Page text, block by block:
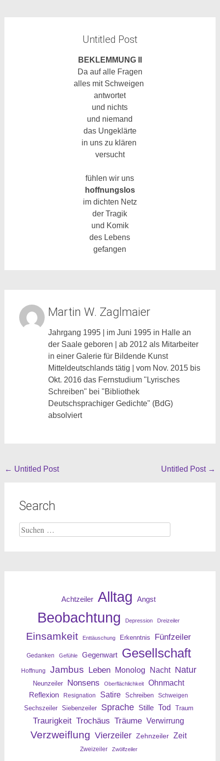
Untitled Post
BEKLEMMUNG II
Da auf alle Fragen
alles mit Schweigen
antwortet
und nichts
und niemand
das Ungeklärte
in uns zu klären
versucht
fühlen wir uns
hoffnungslos
im dichten Netz
der Tragik
und Komik
des Lebens
gefangen
Martin W. Zaglmaier
Jahrgang 1995 | im Juni 1995 in Halle an
der Saale geboren | ab 2012 als Mitarbeiter
in einer Galerie für Bildende Kunst
Mitteldeutschlands tätig | vom Nov. 2015 bis
Okt. 2016 das Fernstudium "Lyrisches
Schreiben" bei "Bibliothek
Deutschsprachiger Gedichte" (BdG)
absolviert
Beitragsnavigation
← Untitled Post Untitled Post →
Search
Suche
nach:
Achtzeiler Alltag Angst
Beobachtung Depression Dreizeiler
Einsamkeit Enttäuschung Erkenntnis Fünfzeiler
Gedanken Gefühle Gegenwart Gesellschaft
Hoffnung Jambus Leben Monolog Nacht Natur
Neunzeiler Nonsens Oberflächlichkeit
Ohnmacht
Reflexion
Resignation Satire Schreiben Schweigen
Sechszeiler Siebenzeiler Sprache Stille Tod Traum
Traurigkeit Trochäus Träume Verwirrung
Verzweiflung Vierzeiler Zehnzeiler Zeit
Zweizeiler Zwölfzeiler